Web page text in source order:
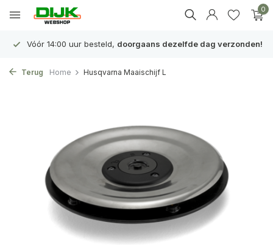
0
Vóór 14:00 uur besteld, doorgaans dezelfde dag verzonden!
Terug Home Husqvarna Maaischijf L